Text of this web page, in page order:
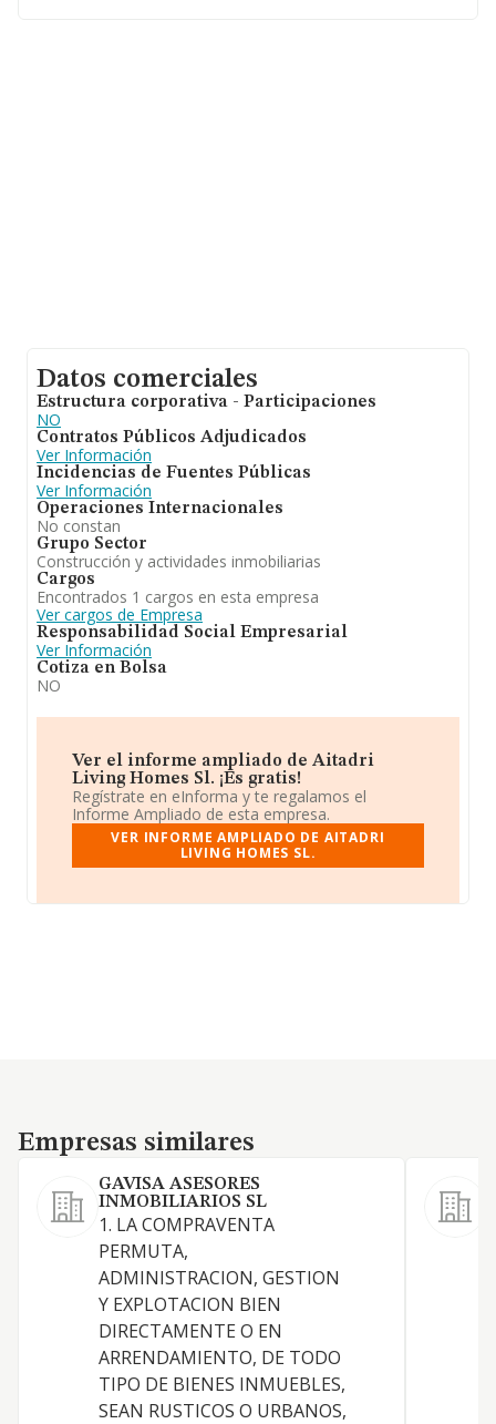
Datos comerciales
Estructura corporativa - Participaciones
NO
Contratos Públicos Adjudicados
Ver Información
Incidencias de Fuentes Públicas
Ver Información
Operaciones Internacionales
No constan
Grupo Sector
Construcción y actividades inmobiliarias
Cargos
Encontrados 1 cargos en esta empresa
Ver cargos de Empresa
Responsabilidad Social Empresarial
Ver Información
Cotiza en Bolsa
NO
Ver el informe ampliado de Aitadri
Living Homes Sl. ¡Es gratis!
Regístrate en eInforma y te regalamos el
Informe Ampliado de esta empresa.
VER INFORME AMPLIADO DE AITADRI
LIVING HOMES SL.
Empresas similares
Empresas similares
GAVISA ASESORES
INMOBILIARIOS SL
1. LA COMPRAVENTA
PERMUTA,
ADMINISTRACION, GESTION
Y EXPLOTACION BIEN
DIRECTAMENTE O EN
ARRENDAMIENTO, DE TODO
TIPO DE BIENES INMUEBLES,
SEAN RUSTICOS O URBANOS,